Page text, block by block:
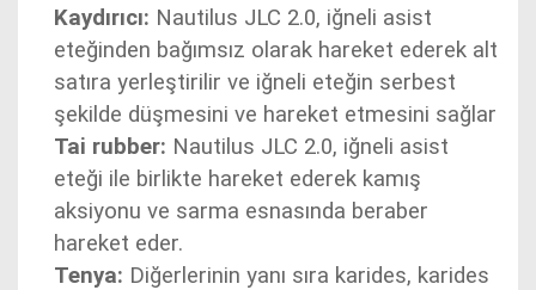
Kaydırıcı: Nautilus JLC 2.0, iğneli asist
eteğinden bağımsız olarak hareket ederek alt
satıra yerleştirilir ve iğneli eteğin serbest
şekilde düşmesini ve hareket etmesini sağlar
Tai rubber: Nautilus JLC 2.0, iğneli asist
eteği ile birlikte hareket ederek kamış
aksiyonu ve sarma esnasında beraber
hareket eder.
Tenya: Diğerlerinin yanı sıra karides, karides